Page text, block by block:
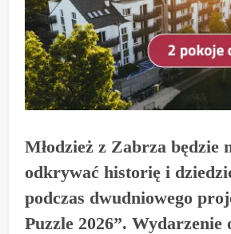
Młodzież z Zabrza będzie
odkrywać historię i
podczas dwudniowego
Puzzle 2026”. Wydarzenie